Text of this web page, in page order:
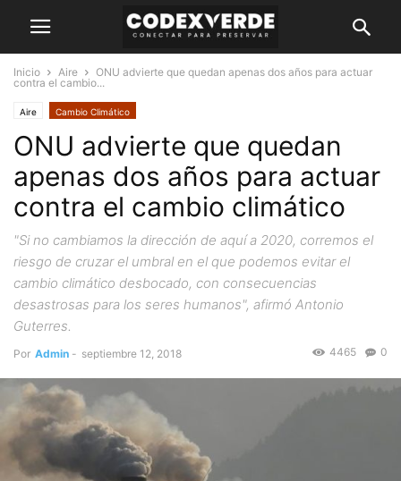
Inicio Aire
ONU advierte que quedan apenas dos años para actuar
contra el cambio...
Aire Cambio Climático
ONU advierte que quedan
apenas dos años para actuar
contra el cambio climático
"Si no cambiamos la dirección de aquí a 2020, corremos el
riesgo de cruzar el umbral en el que podemos evitar el
cambio climático desbocado, con consecuencias
desastrosas para los seres humanos", afirmó Antonio
Guterres.
Por Admin - septiembre 12, 2018 0
4465